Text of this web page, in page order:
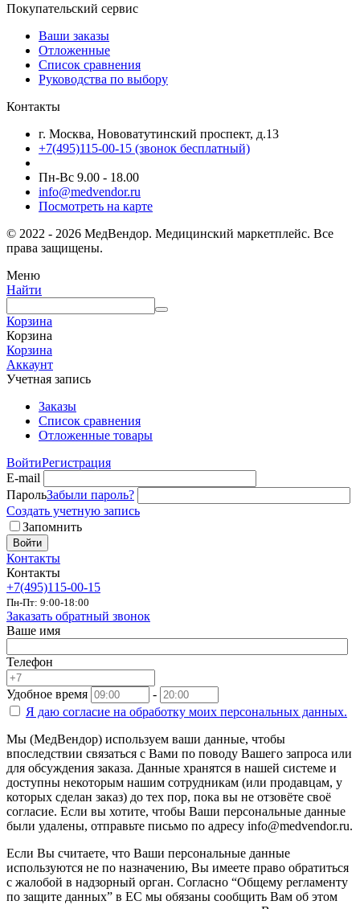
Покупательский сервис
Ваши заказы
Отложенные
Список сравнения
Руководства по выбору
Контакты
г. Москва, Нововатутинский проспект, д.13
+7(495)115-00-15 (звонок бесплатный)
Пн-Вс 9.00 - 18.00
info@medvendor.ru
Посмотреть на карте
© 2022 - 2026 МедВендор. Медицинский маркетплейс. Все
права защищены.
Меню
Найти
Корзина
Корзина
Корзина
Аккаунт
Учетная запись
Заказы
Список сравнения
Отложенные товары
ВойтиРегистрация
E-mail
ПарольЗабыли пароль?
Создать учетную запись
Запомнить
Войти
Контакты
Контакты
+7(495)115-00-15
Пн-Пт: 9:00-18:00
Заказать обратный звонок
Ваше имя
Телефон
Удобное время
-
Я даю согласие на обработку моих персональных данных.
Мы (МедВендор) используем ваши данные, чтобы
впоследствии связаться с Вами по поводу Вашего запроса или
для обсуждения заказа. Данные хранятся в нашей системе и
доступны некоторым нашим сотрудникам (или продавцам, у
которых сделан заказ) до тех пор, пока вы не отзовёте своё
согласие. Если вы хотите, чтобы Ваши персональные данные
были удалены, отправьте письмо по адресу info@medvendor.ru.
Если Вы считаете, что Ваши персональные данные
используются не по назначению, Вы имеете право обратиться
с жалобой в надзорный орган. Согласно “Общему регламенту
по защите данных” в ЕС мы обязаны сообщить Вам об этом